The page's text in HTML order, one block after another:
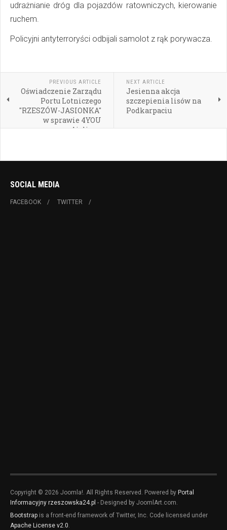
udrażnianie dróg dla pojazdów ratowniczych, kierowanie
ruchem.
Policyjni antyterroryści odbijali samolot z rąk porywacza.
PREVIOUS ARTICLE
Oświadczenie Zarządu
Portu Lotniczego
"RZESZÓW-JASIONKA"
w sprawie 4YOU
Airlines
NEXT ARTICLE
Jesienna akcja
szczepienia lisów na
Podkarpaciu
SOCIAL MEDIA
FACEBOOK TWITTER
Copyright © 2026 Joomla!. All Rights Reserved. Powered by Portal
Informacyjny rzeszowska24.pl - Designed by JoomlArt.com.
Bootstrap is a front-end framework of Twitter, Inc. Code licensed under
Apache License v2.0.